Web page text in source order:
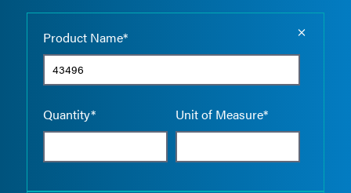
Product Name*
Quantity* Unit of Measure*